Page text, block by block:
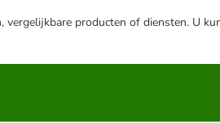
producten of diensten. U